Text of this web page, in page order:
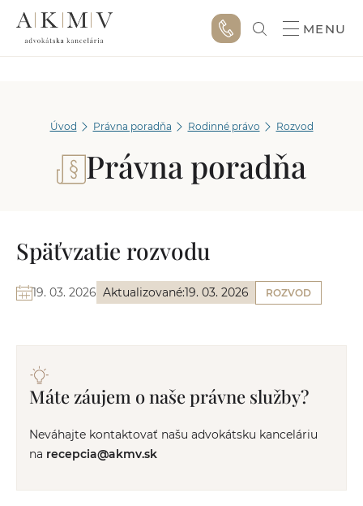
MENU
Úvod Právna poradňa Rodinné právo Rozvod
Právna poradňa
Späťvzatie rozvodu
19. 03. 2026 Aktualizované:19. 03. 2026 ROZVOD
Máte záujem o naše právne služby?
Neváhajte kontaktovať našu advokátsku kanceláriu
na recepcia@akmv.sk